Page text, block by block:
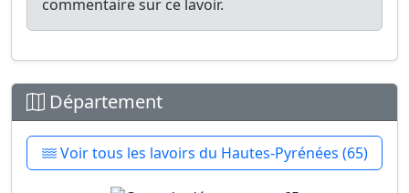
commentaire sur ce lavoir.
Département
Voir tous les lavoirs du Hautes-Pyrénées (65)